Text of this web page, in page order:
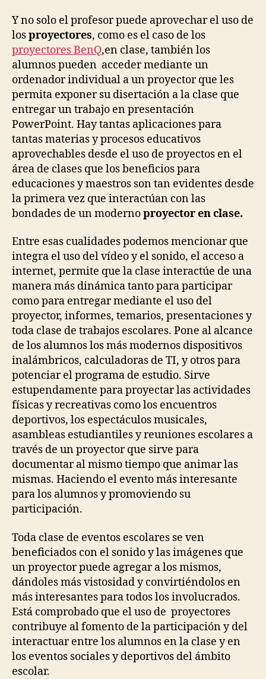
Y no solo el profesor puede aprovechar el uso de
losproyectores, como es el caso de los
proyectores BenQ,en clase, también los
alumnos pueden acceder mediante un
ordenador individual a un proyector que les
permita exponer su disertación a la clase que
entregar un trabajo en presentación
PowerPoint. Hay tantas aplicaciones para
tantas materias y procesos educativos
aprovechables desde el uso de proyectos en el
área de clases que los beneficios para
educaciones y maestros son tan evidentes desde
la primera vez que interactúan con las
bondades de un modernoproyector en clase.
Entre esas cualidades podemos mencionar que
integra el uso del vídeo y el sonido, el acceso a
internet, permite que la clase interactúe de una
manera más dinámica tanto para participar
como para entregar mediante el uso del
proyector, informes, temarios, presentaciones y
toda clase de trabajos escolares. Pone al alcance
de los alumnos los más modernos dispositivos
inalámbricos, calculadoras de TI, y otros para
potenciar el programa de estudio. Sirve
estupendamente para proyectar las actividades
físicas y recreativas como los encuentros
deportivos, los espectáculos musicales,
asambleas estudiantiles y reuniones escolares a
través de un proyector que sirve para
documentar al mismo tiempo que animar las
mismas. Haciendo el evento más interesante
para los alumnos y promoviendo su
participación.
Toda clase de eventos escolares se ven
beneficiados con el sonido y las imágenes que
un proyector puede agregar a los mismos,
dándoles más vistosidad y convirtiéndolos en
más interesantes para todos los involucrados.
Está comprobado que el uso de proyectores
contribuye al fomento de la participación y del
interactuar entre los alumnos en la clase y en
los eventos sociales y deportivos del ámbito
escolar.